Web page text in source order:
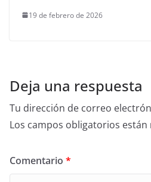
19 de febrero de 2026
Deja una respuesta
Tu dirección de correo
Los campos obligatorios están
Comentario *